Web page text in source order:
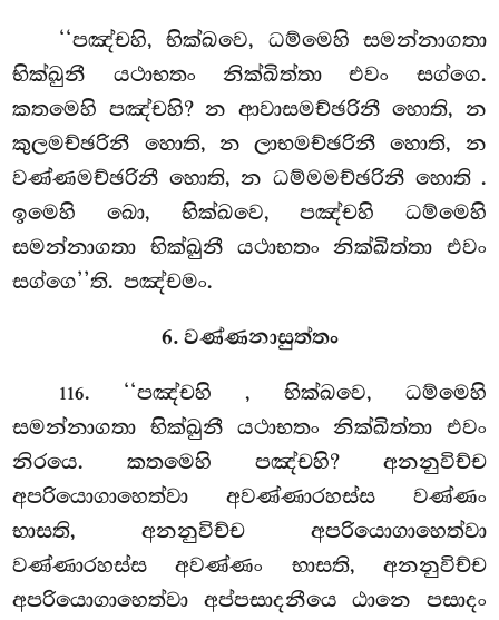
‘‘පඤ්චහි, භික්ඛවෙ, ධම්මෙහි සමන්නාගතා
භික්ඛුනී යථාභතං නික්ඛිත්තා එවං සග්ගෙ.
කතමෙහි පඤ්චහි? න ආවාසමච්ඡරිනී හොති, න
කුලමච්ඡරිනී හොති, න ලාභමච්ඡරිනී හොති, න
වණ්ණමච්ඡරිනී හොති, න ධම්මමච්ඡරිනී හොති .
ඉමෙහි ඛො, භික්ඛවෙ, පඤ්චහි ධම්මෙහි
සමන්නාගතා භික්ඛුනී යථාභතං නික්ඛිත්තා එවං
සග්ගෙ’’ති. පඤ්චමං.
6. වණ්ණනාසුත්තං
116. ‘‘පඤ්චහි , භික්ඛවෙ, ධම්මෙහි
සමන්නාගතා භික්ඛුනී යථාභතං නික්ඛිත්තා එවං
නිරයෙ. කතමෙහි පඤ්චහි? අනනුවිච්ච
අපරියොගාහෙත්වා අවණ්ණාරහස්ස වණ්ණං
භාසති, අනනුවිච්ච අපරියොගාහෙත්වා
වණ්ණාරහස්ස අවණ්ණං භාසති, අනනුවිච්ච
අපරියොගාහෙත්වා අප්පසාදනීයෙ ඨානෙ පසාදං